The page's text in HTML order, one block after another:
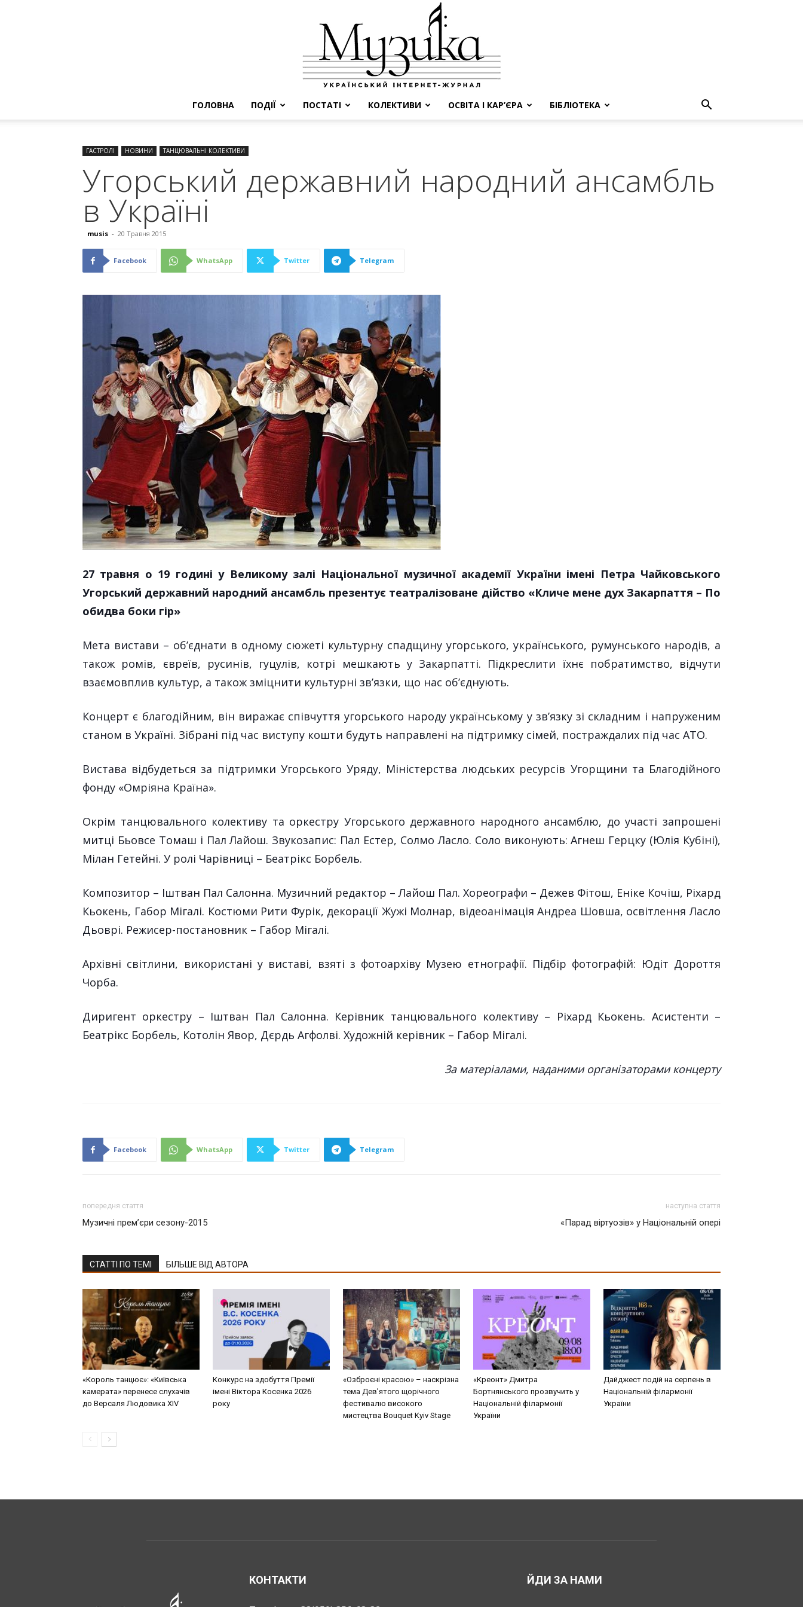
ГОЛОВНА ПОДІЇ ПОСТАТІ КОЛЕКТИВИ ОСВІТА І КАР’ЄРА БІБЛІОТЕКА
ГАСТРОЛІ НОВИНИ ТАНЦЮВАЛЬНІ КОЛЕКТИВИ
Угорський державний народний ансамбль
в Україні
musis - 20 Травня 2015
Facebook WhatsApp Twitter Telegram
27 травня о 19 годині у Великому залі Національної музичної академії України імені Петра Чайковського
Угорський державний народний ансамбль презентує театралізоване дійство «Кличе мене дух Закарпаття – По
обидва боки гір»
Мета вистави – об’єднати в одному сюжеті культурну спадщину угорського, українського, румунського народів, а
також ромів, євреїв, русинів, гуцулів, котрі мешкають у Закарпатті. Підкреслити їхнє побратимство, відчути
взаємовплив культур, а також зміцнити культурні зв’язки, що нас об’єднують.
Концерт є благодійним, він виражає співчуття угорського народу українському узв’язку зі складним і напруженим
станом в Україні. Зібрані під час виступу кошти будуть направлені на підтримку сімей, постраждалих під час АТО.
Вистава відбудеться за підтримки Угорського Уряду, Міністерства людських ресурсів Угорщини та Благодійного
фонду «Омріяна Країна».
Окрім танцювального колективу та оркестру Угорського державного народного ансамблю, до участі запрошені
митці Бьовсе Томаш і Пал Лайош. Звукозапис: Пал Естер, Солмо Ласло. Соло виконують: Агнеш Герцку (Юлія Кубіні),
Мілан Гетейні. У ролі Чарівниці – Беатрікс Борбель.
Композитор – Іштван Пал Салонна. Музичний редактор – Лайош Пал. Хореографи – Дежев Фітош, Еніке Кочіш, Ріхард
Кьокень, Габор Мігалі. Костюми Рити Фурік, декорації Жужі Молнар, відеоанімація Андреа Шовша, освітлення Ласло
Дьоврі. Режисер-постановник – Габор Мігалі.
Архівні світлини, використані у виставі, взяті з фотоархіву Музею етнографії. Підбір фотографій: Юдіт Дороття
Чорба.
Диригент оркестру – Іштван Пал Салонна. Керівник танцювального колективу – Ріхард Кьокень. Асистенти –
Беатрікс Борбель, Котолін Явор, Дєрдь Агфолві. Художній керівник – Габор Мігалі.
За матеріалами, наданими організаторами концерту
Facebook WhatsApp Twitter Telegram
попередня стаття
Музичні прем’єри сезону-2015
наступна стаття
«Парад віртуозів» у Національній опері
СТАТТІ ПО ТЕМІ БІЛЬШЕ ВІД АВТОРА
«Король танцює»: «Київська
камерата» перенесе слухачів
до Версаля Людовика XIV
Конкурс на здобуття Премії
імені Віктора Косенка 2026
року
«Озброєні красою» – наскрізна
тема Дев’ятого щорічного
фестивалю високого
мистецтва Bouquet Kyiv Stage
«Креонт» Дмитра
Бортнянського прозвучить у
Національній філармонії
України
Дайджест подій на серпень в
Національній філармонії
України
КОНТАКТИ ЙДИ ЗА НАМИ